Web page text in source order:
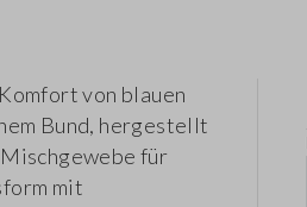
von blauen
Bund, hergestellt
für
mit